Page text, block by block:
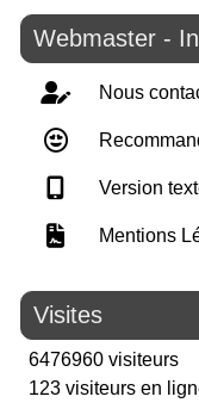
Webmaster -
Nous
Version
Mentions
Visites
6476960 visiteurs
123 visiteurs en